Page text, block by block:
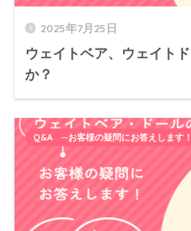
2025年7月25日
ウェイトベア、ウェイト
か？
Q&A ─お客様の疑問にお答えします